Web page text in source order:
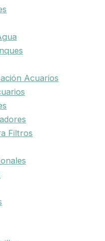
Acuarios
Filtros